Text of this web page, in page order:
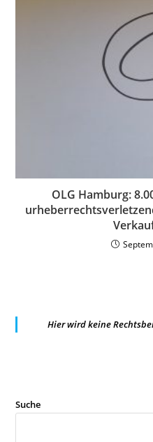
OLG Hamburg:
Hier wird keine
Suche